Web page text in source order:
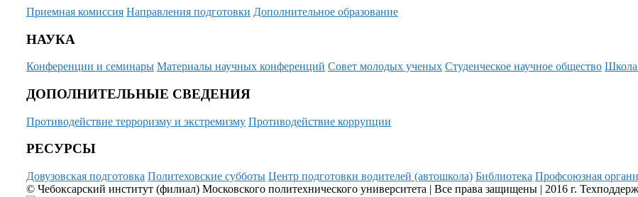
Приемная комиссия Направления подготовки Дополнительное образование
НАУКА
Конференции и семинары Материалы научных конференций Совет молодых ученых Студенческое научное общество
ДОПОЛНИТЕЛЬНЫЕ СВЕДЕНИЯ
Противодействие терроризму и экстремизму Противодействие коррупции
РЕСУРСЫ
Довузовская подготовка Политеховские субботы Центр подготовки водителей (автошкола) Библиотека Профсоюзная
© Чебоксарский институт (филиал) Московского политехнического университета | Все права защищены | 2016 г.